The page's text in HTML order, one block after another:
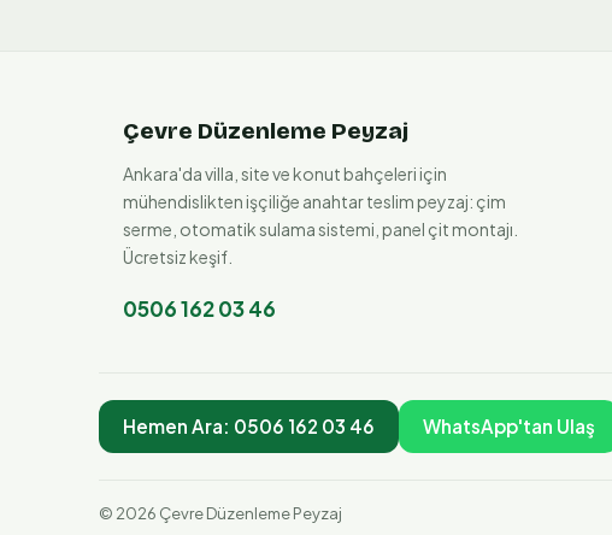
Çevre Düzenleme Peyzaj
Ankara'da villa, site ve konut bahçeleri için
mühendislikten işçiliğe anahtar teslim peyzaj: çim
serme, otomatik sulama sistemi, panel çit montajı.
Ücretsiz keşif.
0506 162 03 46
Hemen Ara: 0506 162 03 46 WhatsApp'tan Ulaş
© 2026 Çevre Düzenleme Peyzaj